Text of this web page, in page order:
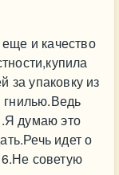
и качество
упаковку из
гнилью.Ведь
думаю это
идет о
советую